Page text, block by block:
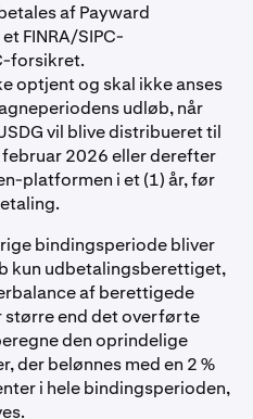
af Payward
FINRA/SIPC-
forsikret.
optjent og skal ikke anses
udløb, når
vil blive distribueret til
2026 eller derefter
platformen i et (1) år, før
bindingsperiode bliver
kun udbetalingsberettiget,
af berettigede
større end det overførte
den oprindelige
der belønnes med en 2 %
i hele bindingsperioden,